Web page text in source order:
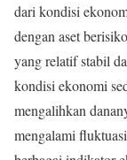
dari kondisi
dengan aset
yang relatif stabil
kondisi ekonomi
mengalihkan
mengalami